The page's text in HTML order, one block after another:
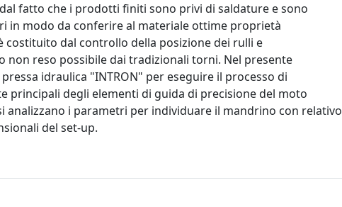
fatto che i prodotti finiti sono privi di saldature e sono
in modo da conferire al materiale ottime proprietà
costituito dal controllo della posizione dei rulli e
non reso possibile dai tradizionali torni. Nel presente
idraulica "INTRON" per eseguire il processo di
principali degli elementi di guida di precisione del moto
analizzano i parametri per individuare il mandrino con relativo
del set-up.